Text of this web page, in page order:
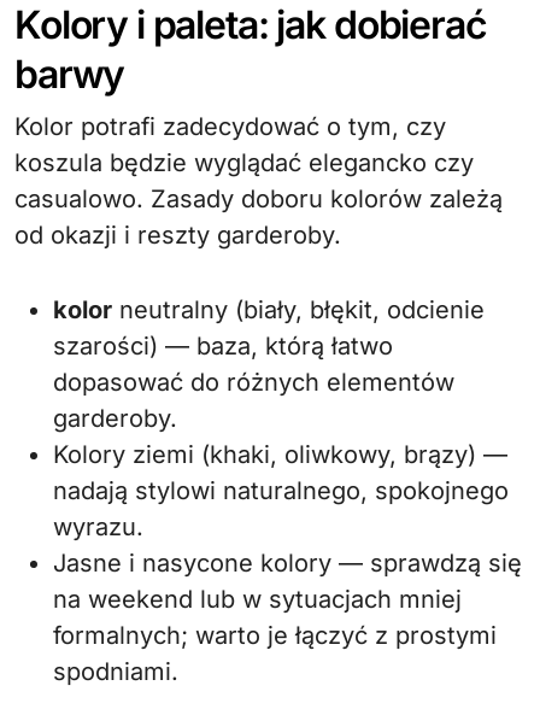
Kolory i paleta: jak dobierać
barwy
Kolor potrafi zadecydować o tym, czy
koszula będzie wyglądać elegancko czy
casualowo. Zasady doboru kolorów zależą
od okazji i reszty garderoby.
kolor neutralny (biały, błękit, odcienie
szarości) — baza, którą łatwo
dopasować do różnych elementów
garderoby.
Kolory ziemi (khaki, oliwkowy, brązy) —
nadają stylowi naturalnego, spokojnego
wyrazu.
Jasne i nasycone kolory — sprawdzą się
na weekend lub w sytuacjach mniej
formalnych; warto je łączyć z prostymi
spodniami.